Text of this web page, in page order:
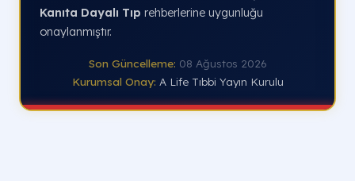
Kanıta Dayalı Tıp rehberlerine uygunluğu
onaylanmıştır.
Son Güncelleme: 08 Ağustos 2026
Kurumsal Onay: A Life Tıbbi Yayın Kurulu